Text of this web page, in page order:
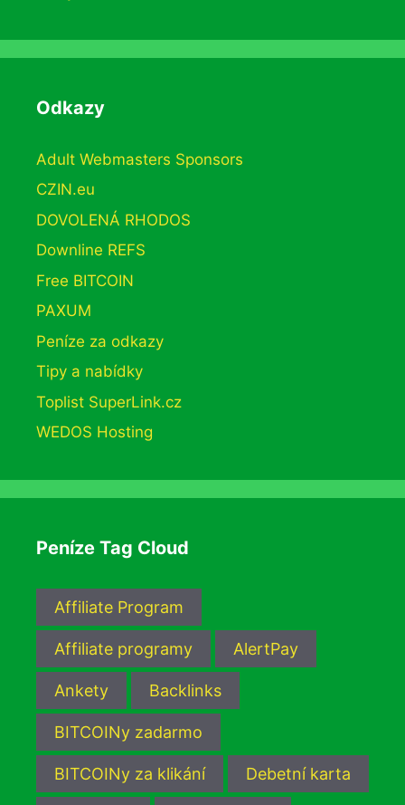
Odkazy
Adult Webmasters Sponsors
CZIN.eu
DOVOLENÁ RHODOS
Downline REFS
Free BITCOIN
PAXUM
Peníze za odkazy
Tipy a nabídky
Toplist SuperLink.cz
WEDOS Hosting
Peníze Tag Cloud
Affiliate Program
Affiliate programy AlertPay
Ankety Backlinks
BITCOINy zadarmo
BITCOINy za klikání Debetní karta